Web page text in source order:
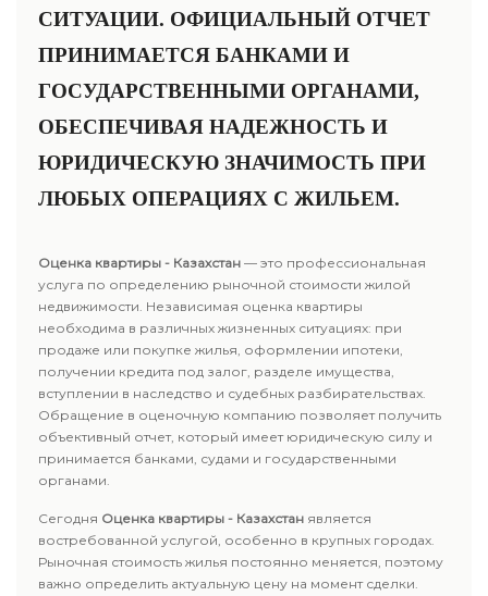
СИТУАЦИИ. ОФИЦИАЛЬНЫЙ ОТЧЕТ
ПРИНИМАЕТСЯ БАНКАМИ И
ГОСУДАРСТВЕННЫМИ ОРГАНАМИ,
ОБЕСПЕЧИВАЯ НАДЕЖНОСТЬ И
ЮРИДИЧЕСКУЮ ЗНАЧИМОСТЬ ПРИ
ЛЮБЫХ ОПЕРАЦИЯХ С ЖИЛЬЕМ.
Оценка квартиры - Казахстан — это профессиональная
услуга по определению рыночной стоимости жилой
недвижимости. Независимая оценка квартиры
необходима в различных жизненных ситуациях: при
продаже или покупке жилья, оформлении ипотеки,
получении кредита под залог, разделе имущества,
вступлении в наследство и судебных разбирательствах.
Обращение в оценочную компанию позволяет получить
объективный отчет, который имеет юридическую силу и
принимается банками, судами и государственными
органами.
Сегодня Оценка квартиры - Казахстан является
востребованной услугой, особенно в крупных городах.
Рыночная стоимость жилья постоянно меняется, поэтому
важно определить актуальную цену на момент сделки.